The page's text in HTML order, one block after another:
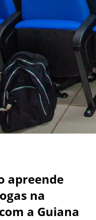
apreende
na
a Guiana